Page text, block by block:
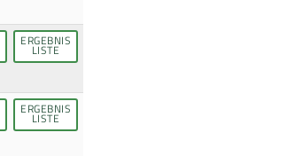
ERGEBNIS
LISTE
ERGEBNIS
LISTE